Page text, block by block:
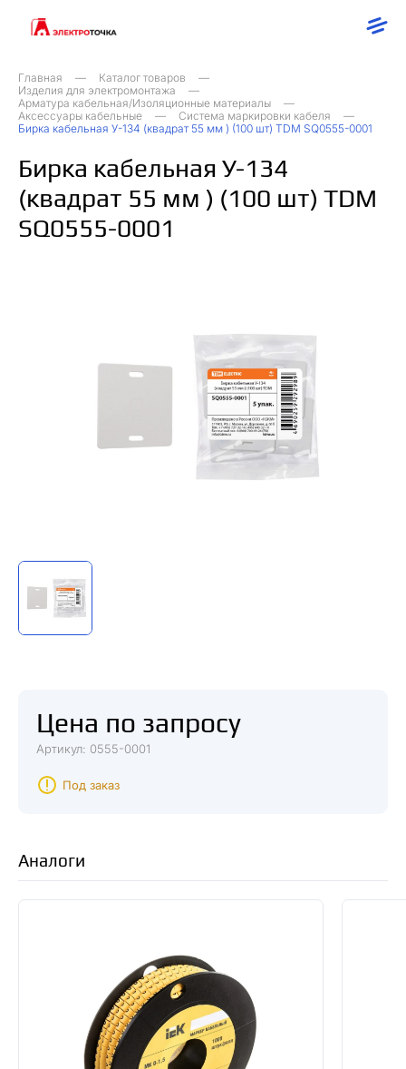
Главная
Каталог товаров
Изделия для электромонтажа
Арматура кабельная/Изоляционные материалы
Аксессуары кабельные
Система маркировки кабеля
Бирка кабельная У-134 (квадрат 55 мм ) (100 шт) TDM SQ0555-0001
Бирка кабельная У-134
(квадрат 55 мм ) (100 шт) TDM
SQ0555-0001
Цена по запросу
Артикул: 0555-0001
Под заказ
Аналоги